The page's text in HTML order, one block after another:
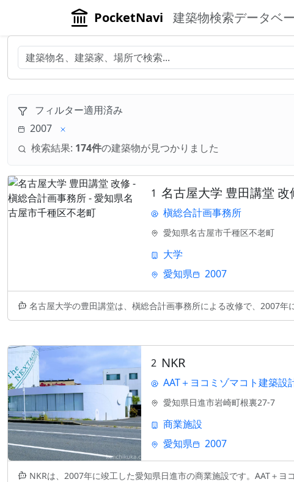
PocketNavi 建築物検索データベ
フィルター適用済み
2007
検索結果: 174件の建築物が見つかりました
1 名古屋大学 豊田講堂 改
槇総合計画事務所
愛知県名古屋市千種区不老町
大学
愛知県
2007
名古屋大学の豊田講堂は、槇総合計画事務所による改修で、2007年に新たな姿で
2 NKR
AAT＋ヨコミゾマコト建築設
愛知県日進市岩崎町根裏27-7
商業施設
愛知県
2007
NKRは、2007年に竣工した愛知県日進市の商業施設です。AAT＋ヨコミゾマ